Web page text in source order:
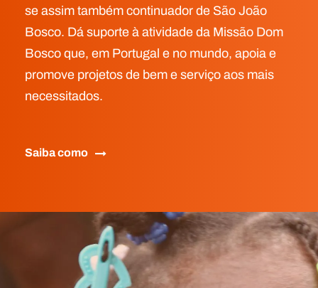
se assim também continuador de São João
Bosco. Dá suporte à atividade da Missão Dom
Bosco que, em Portugal e no mundo, apoia e
promove projetos de bem e serviço aos mais
necessitados.
Saiba como